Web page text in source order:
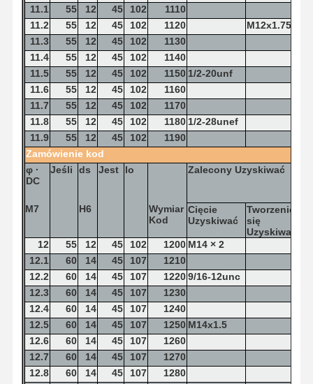
11.1
55 12 45 102
1110
11.2
55 12 45 102 1120
M12x1.75
11.3
55 12 45 102
1130
11.4
55 12 45 102
1140
11.5
55 12 45 102 1150 1/2-20unf
11.6
55 12 45 102
1160
11.7
55 12 45 102
1170
11.8
55 12 45 102 11801/2-28unef
11.9
55 12 45 102
1190
Zamówienie kod
φ ·
DC
Jeśli ds Jest lo Zalecony Uzyskiwać
M7 H6
Wymiar
Kod
Cięcie
Uzyskiwać
Tworzenie
się
Uzyskiwać
12
55 12 45 102 1200 M14 × 2
12.1
60 14 45 107
1210
12.2
60 14 45 107 12209/16-12unc
12.3
60 14 45 107
1230
12.4
60 14 45 107
1240
12.5
60 14 45 107 1250 M14x1.5
12.6
60 14 45 107
1260
12.7
60 14 45 107
1270
12.8
60 14 45 107
1280